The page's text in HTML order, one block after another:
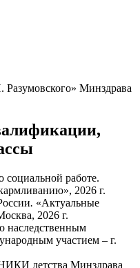
Минздрава
социальной работе.
2026 г.
. «Актуальные
2026 г.
наследственным
участием – г.
детства Минздрава